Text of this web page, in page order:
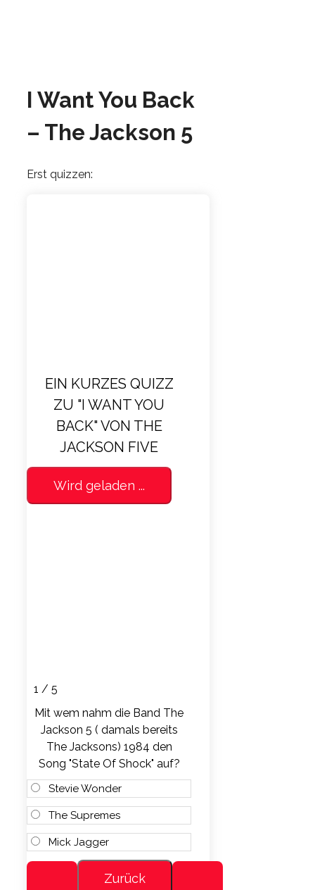
I Want You Back
– The Jackson 5
Erst quizzen:
EIN KURZES QUIZZ
ZU "I WANT YOU
BACK" VON THE
JACKSON FIVE
1 / 5
Mit wem nahm die Band The
Jackson 5 ( damals bereits
The Jacksons) 1984 den
Song "State Of Shock" auf?
Stevie Wonder
The Supremes
Mick Jagger